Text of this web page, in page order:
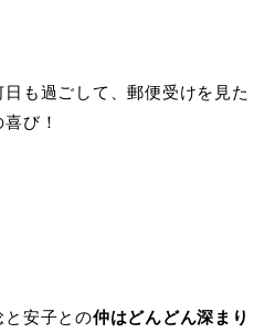
も過ごして、郵便受けを見た
び！
と安子との仲はどんどん深まり